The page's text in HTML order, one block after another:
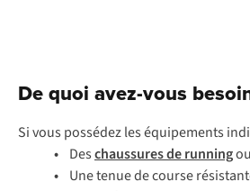
De quoi avez-vous
Si vous possédez les équipements
• Deschaussures de running
• Une tenue de course